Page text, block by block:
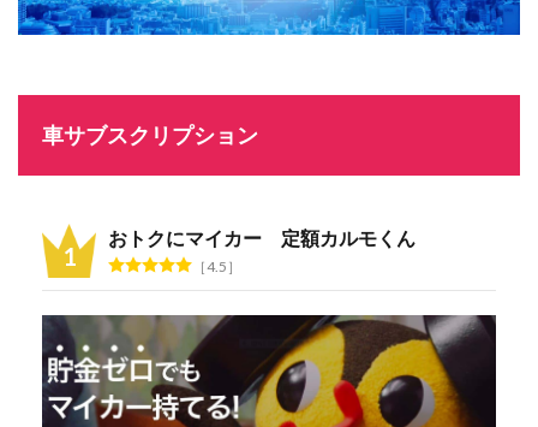
車サブスクリプション
おトクにマイカー 定額カルモくん
4.5